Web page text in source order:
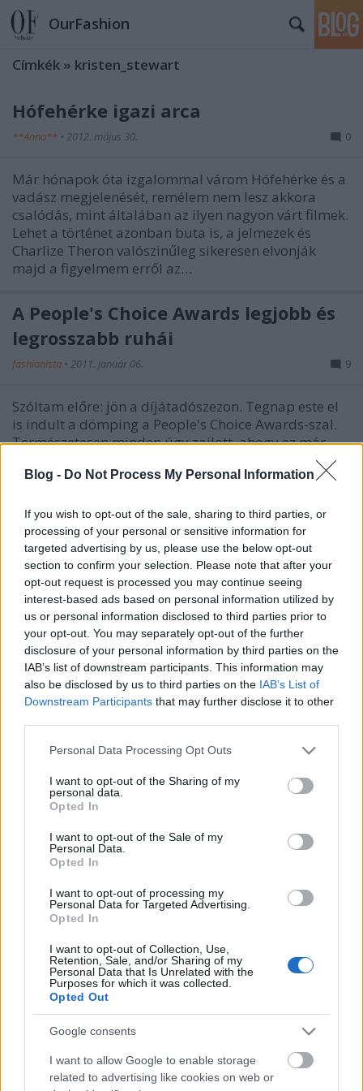
Blog - Do Not Process My Personal Information
If you wish to opt-out of the sale, sharing to third parties, or
processing of your personal or sensitive information for
targeted advertising by us, please use the below opt-out
section to confirm your selection. Please note that after your
opt-out request is processed you may continue seeing
interest-based ads based on personal information utilized by
us or personal information disclosed to third parties prior to
your opt-out. You may separately opt-out of the further
disclosure of your personal information by third parties on the
IAB’s list of downstream participants. This information may
also be disclosed by us to third parties on the IAB’s List of
Downstream Participants that may further disclose it to other
Please note that this website/app uses one or more Google
not limited to your visit or usage behaviour. You may click to
grant or deny consent to Google and its third-party tags to
use your data for below specified purposes in below Google
consent section.
Personal Data Processing Opt Outs
I want to opt-out of the Sharing of my
personal data.
Opted In
I want to opt-out of the Sale of my
Personal Data.
Opted In
I want to opt-out of processing my
Personal Data for Targeted Advertising.
Opted In
I want to opt-out of Collection, Use,
Retention, Sale, and/or Sharing of my
Personal Data that Is Unrelated with the
Purposes for which it was collected.
Opted Out
Google consents
I want to allow Google to enable storage
related to advertising like cookies on web or
OurFashion
Címkék » kristen_stewart
Hófehérke igazi arca
**Anna** • 2012. május 30. 0
Már hónapok óta izgalommal várom Hófehérke és a
vadász megjelenését, remélem nem lesz akkora
csalódás, mint általában az ilyen nagyon várt filmek.
Lehet a történet azonban buta is, a jelmezek és
Charlize Theron valószinűleg sikeresen elvonják
majd a figyelmem erről az…
A People's Choice Awards legjobb és
legrosszabb ruhái
fashionista • 2011. január 06. 9
Szóltam előre: jön a díjátadószezon. Tegnap este el
is indult a dömping a People's Choice Awards-szal.
Természetesen minden úgy zajlott, ahogy ez már
szokás: gyönyőrű ruhákban, cipőkben és tökéletes
sminkben vonultak a sztárok, akik többségükben
2010 legjobban öltözöttei a Teen
Vogue szerint
fashionista •2010. november 26.
1. Alexa Chung - ezzel egyetértek, imádom a Alexa
tearuháit, Mulberry táskáit, Oxford cipőit, cicás
szemét és kislányos báját. Így van ezzel Karl
Lagerfeld is, aki mindig a Chanel bemutatók első
sorába ülteti. 2. Emma Roberts - Julia Roberts
unokahúga rendkívül bájos, de a…
**Anna**•2010. május 28.
Tudom, tudom, nagyon sok embernek már a
könyökén jön ki mind Kristen, mind pedig az egész
vámpírokkal kapcsolatos tiniőrület. Viszont a júniusi
amerikai Elle divatanyaga egészen pofásra
sikeredett. A koncepció nagyon megállja a helyét,
hiszen maga a hírnév áll a középpontban a…
Love or Hate? - Kristen Stewart egy
szlovák magazin címlapján
Biztosan mondtam már, hogy mennyire nem bírom
ezt a lányt. Kövezzenek meg a Twilight rajongók, de a